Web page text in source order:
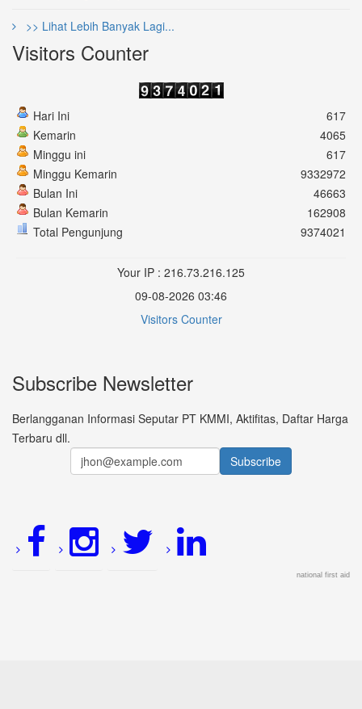
>> Lihat Lebih Banyak Lagi...
Visitors Counter
Hari Ini
Kemarin
Minggu ini
Minggu Kemarin
Bulan Ini
Bulan Kemarin
Total Pengunjung
617
4065
617
9332972
46663
162908
9374021
Your IP : 216.73.216.125
09-08-2026 03:46
Visitors Counter
Subscribe Newsletter
Berlangganan Informasi Seputar PT KMMI, Aktifitas, Daftar Harga
Terbaru dll.
national first aid